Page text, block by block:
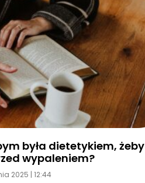
była dietetykiem, żeby
wypaleniem?
2025 12:44